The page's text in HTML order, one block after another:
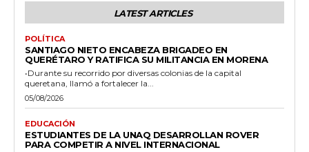
LATEST ARTICLES
POLÍTICA
SANTIAGO NIETO ENCABEZA BRIGADEO EN
QUERÉTARO Y RATIFICA SU MILITANCIA EN MORENA
•Durante su recorrido por diversas colonias de la capital
queretana, llamó a fortalecer la...
05/08/2026
EDUCACIÓN
ESTUDIANTES DE LA UNAQ DESARROLLAN ROVER
PARA COMPETIR A NIVEL INTERNACIONAL